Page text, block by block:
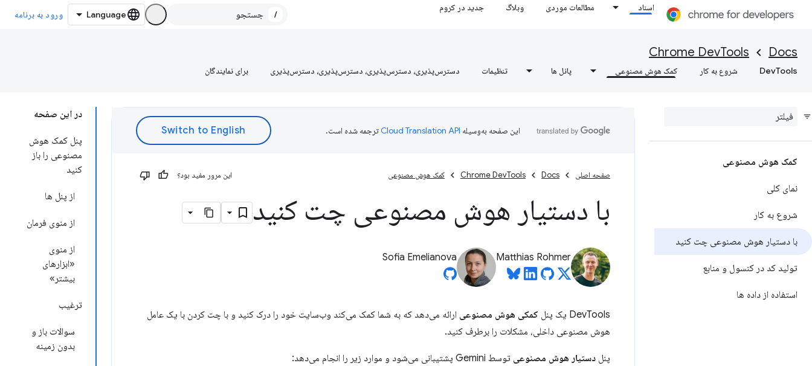
اسناد مطالعات موردی وبلاگ جدید در کروم
/ ورود به برنامه
Docs
Chrome DevTools
DevTools شروع به کار کمک هوش مصنوعی پانل ها تنظیمات دسترس‌پذیری، دسترس‌پذیری، دسترس‌پذیری، دسترس‌پذیری برای نمایندگان
کمک هوش مصنوعی
نمای کلی
شروع به کار
با دستیار هوش مصنوعی چت کنید
تولید کد در کنسول و منابع
استفاده از داده ها
در این صفحه
پنل کمک هوش
مصنوعی را باز
کنید
از پنل ها
از منوی فرمان
از منوی
«ابزارهای
بیشتر»
ترغیب
سوالات باز و
بدون زمینه
این صفحه به‌وسیله ترجمه شده است.
صفحه اصلی Docs
Chrome DevTools کمک هوش مصنوعی این مرور مفید بود؟
با دستیار هوش مصنوعی چت کنید
Matthias Rohmer
Sofia Emelianova
DevTools یک پنل کمکی هوش مصنوعی ارائه می‌دهد که به شما کمک می‌کند وب‌سایت خود را درک کنید و با چت کردن با یک عامل
هوش مصنوعی داخلی، مشکلات را برطرف کنید.
پنل دستیار هوش مصنوعی توسط Gemini پشتیبانی می‌شود و موارد زیر را انجام می‌دهد: